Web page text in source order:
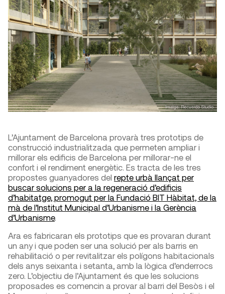
L’Ajuntament de Barcelona provarà tres prototips de
construcció industrialitzada que permeten ampliar i
millorar els edificis de Barcelona per millorar-ne el
confort i el rendiment energètic. Es tracta de les tres
propostes guanyadores del repte urbà llançat per
buscar solucions per a la regeneració d’edificis
d’habitatge, promogut per la Fundació BIT Hàbitat, de la
mà de l’Institut Municipal d’Urbanisme i la Gerència
d’Urbanisme.
Ara es fabricaran els prototips que es provaran durant
un any i que poden ser una solució per als barris en
rehabilitació o per revitalitzar els polígons habitacionals
dels anys seixanta i setanta, amb la lògica d’enderrocs
zero. L’objectiu de l’Ajuntament és que les solucions
proposades es comencin a provar al barri del Besòs i el